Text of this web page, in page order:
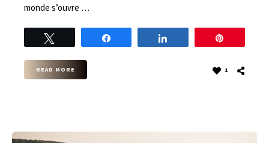
monde s’ouvre …
READ MORE 1